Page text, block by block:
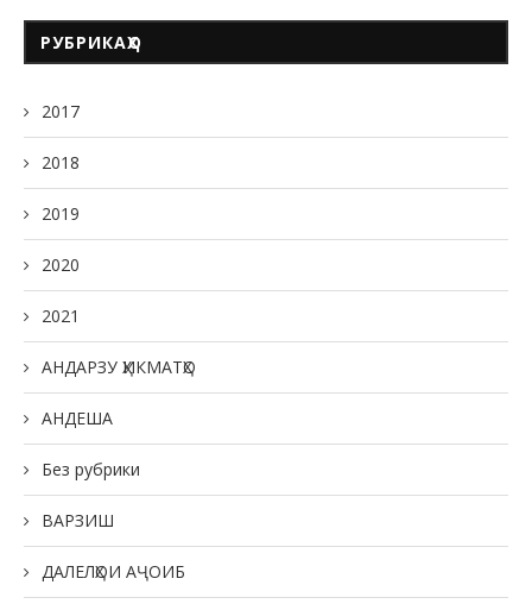
РУБРИКАҲО
2017
2018
2019
2020
2021
АНДАРЗУ ҲИКМАТҲО
АНДЕША
Без рубрики
ВАРЗИШ
ДАЛЕЛҲОИ АҶОИБ